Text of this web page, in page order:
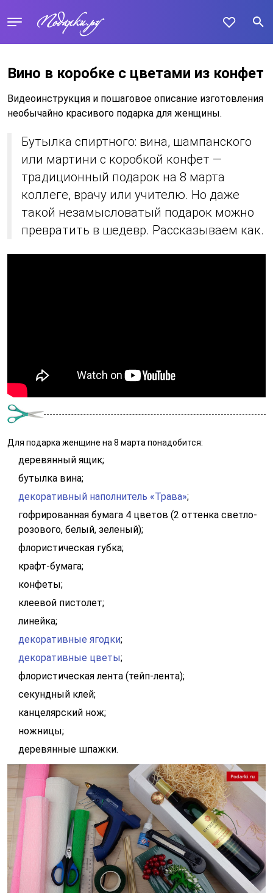
Вино в коробке с цветами из конфет
Видеоинструкция и пошаговое описание изготовления
необычайно красивого подарка для женщины.
Бутылка спиртного: вина, шампанского
или мартини с коробкой конфет —
традиционный подарок на 8 марта
коллеге, врачу или учителю. Но даже
такой незамысловатый подарок можно
превратить в шедевр. Рассказываем как.
Для подарка женщине на 8 марта понадобится:
деревянный ящик;
бутылка вина;
декоративный наполнитель «Трава»;
гофрированная бумага 4 цветов (2 оттенка светло-
розового, белый, зеленый);
флористическая губка;
крафт-бумага;
конфеты;
клеевой пистолет;
линейка;
декоративные ягодки;
декоративные цветы;
флористическая лента (тейп-лента);
секундный клей;
канцелярский нож;
ножницы;
деревянные шпажки.